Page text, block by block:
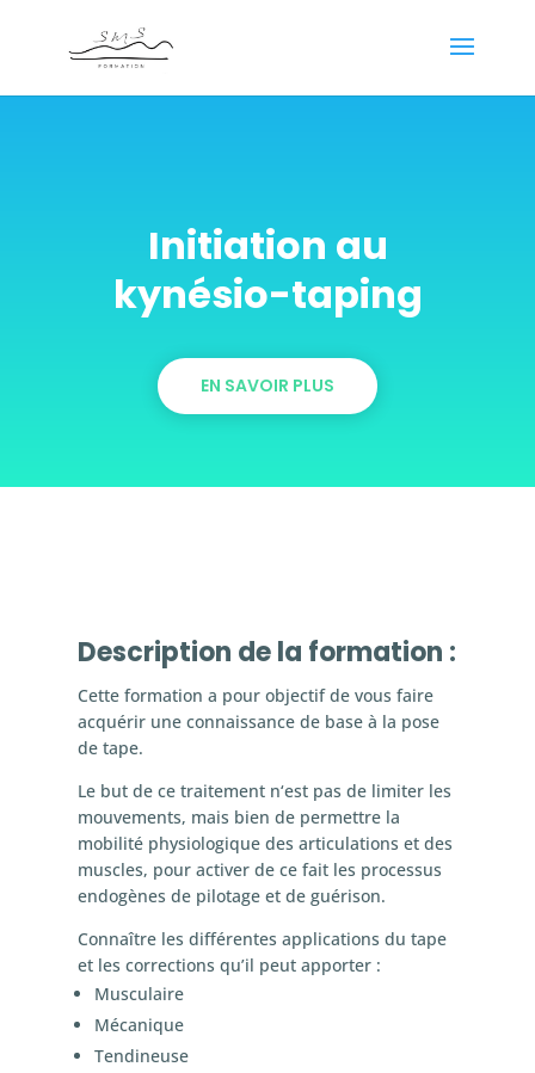
Initiation au
kynésio-taping
EN SAVOIR PLUS
Description de la formation :
Cette formation a pour objectif de vous faire
acquérir une connaissance de base à la pose
de tape.
Le but de ce traitement n‘est pas de limiter les
mouvements, mais bien de permettre la
mobilité physiologique des articulations et des
muscles, pour activer de ce fait les processus
endogènes de pilotage et de guérison.
Connaître les différentes applications du tape
et les corrections qu’il peut apporter :
Musculaire
Mécanique
Tendineuse